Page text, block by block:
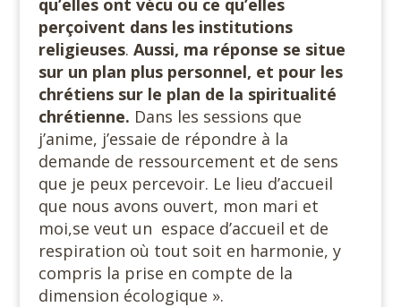
qu’elles ont vécu ou ce qu’elles
perçoivent dans les institutions
religieuses. Aussi, ma réponse se situe
sur un plan plus personnel, et pour les
chrétiens sur le plan de la spiritualité
chrétienne. Dans les sessions que
j’anime, j’essaie de répondre à la
demande de ressourcement et de sens
que je peux percevoir. Le lieu d’accueil
que nous avons ouvert, mon mari et
moi,se veut un espace d’accueil et de
respiration où tout soit en harmonie, y
compris la prise en compte de la
dimension écologique ».